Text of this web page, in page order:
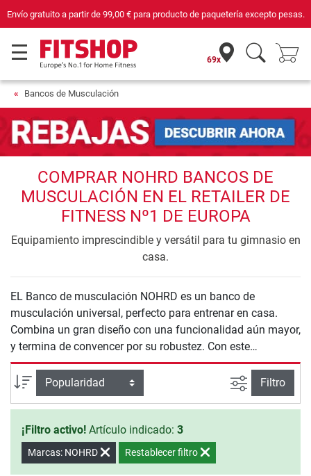
Envío gratuito a partir de 99,00 €para producto de paquetería excepto pesas.
69x
Bancos de Musculación
COMPRAR NOHRD BANCOS DE
MUSCULACIÓN EN EL RETAILER DE
FITNESS Nº1 DE EUROPA
Equipamiento imprescindible y versátil para tu gimnasio en
casa.
EL Banco de musculación NOHRD es un banco de
musculación universal, perfecto para entrenar en casa.
Combina un gran diseño con una funcionalidad aún mayor,
y termina de convencer por su robustez. Con este
innovador Tria Trainer, NOHRD te ofrece un banco de
musculación de calidad superior: No es solo un banco de
musculación, sino que tambiés es un banco funcional de
Abdominales y Lumbares.
Ordenar por Busqueda
Filtro
¡Filtro activo! Artículo indicado: 3
Marcas: NOHRD Restablecer filtro